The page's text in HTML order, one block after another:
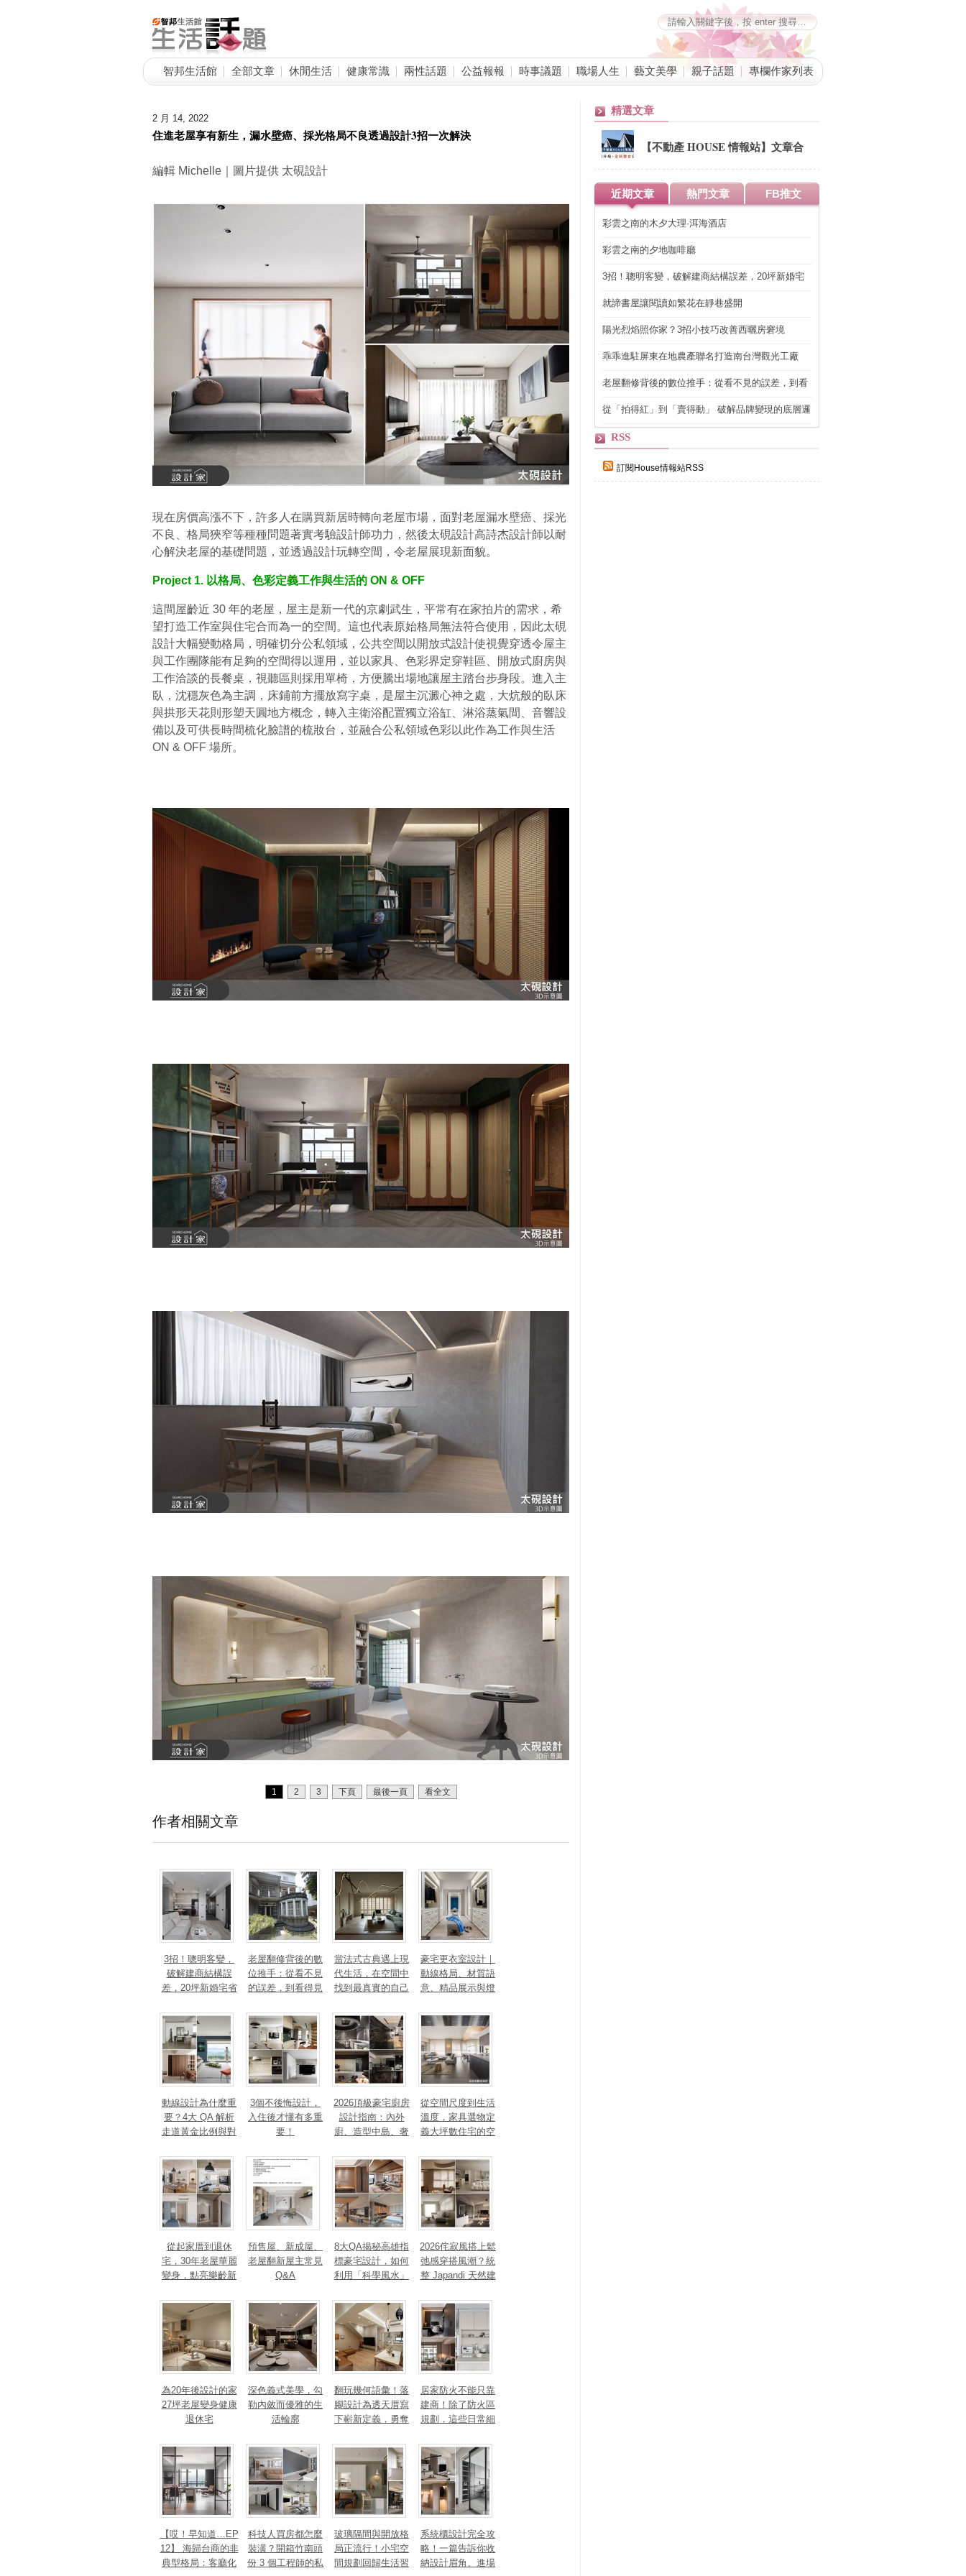
智邦生活館 全部文章 休閒生活 健康常識 兩性話題 公益報報 時事議題 職場人生 藝文美學 親子話題 專欄作家列表
2 月 14, 2022
住進老屋享有新生，漏水壁癌、採光格局不良透過設計3招一次解決
編輯 Michelle｜圖片提供 太硯設計
現在房價高漲不下，許多人在購買新居時轉向老屋市場，面對老屋漏水壁癌、採光
不良、格局狹窄等種種問題著實考驗設計師功力，然後太硯設計高詩杰設計師以耐
心解決老屋的基礎問題，並透過設計玩轉空間，令老屋展現新面貌。
Project 1. 以格局、色彩定義工作與生活的 ON & OFF
這間屋齡近 30 年的老屋，屋主是新一代的京劇武生，平常有在家拍片的需求，希
望打造工作室與住宅合而為一的空間。這也代表原始格局無法符合使用，因此太硯
設計大幅變動格局，明確切分公私領域，公共空間以開放式設計使視覺穿透令屋主
與工作團隊能有足夠的空間得以運用，並以家具、色彩界定穿鞋區、開放式廚房與
工作洽談的長餐桌，視聽區則採用單椅，方便騰出場地讓屋主踏台步身段。進入主
臥，沈穩灰色為主調，床鋪前方擺放寫字桌，是屋主沉澱心神之處，大炕般的臥床
與拱形天花則形塑天圓地方概念，轉入主衛浴配置獨立浴缸、淋浴蒸氣間、音響設
備以及可供長時間梳化臉譜的梳妝台，並融合公私領域色彩以此作為工作與生活
ON & OFF 場所。
1 2 3 下頁 最後一頁 看全文
作者相關文章
3招！聰明客變，
破解建商結構誤
差，20坪新婚宅省
錢
老屋翻修背後的數
位推手：從看不見
的誤差，到看得見
當法式古典遇上現
代生活，在空間中
找到最真實的自己
豪宅更衣室設計｜
動線格局、材質語
意、精品展示與燈
打造高訂生活儀式
動線設計為什麼重
要？4大 QA 解析
走道黃金比例與對
3個不後悔設計，
入住後才懂有多重
要！
2026頂級豪宅廚房
設計指南：內外
廚、造型中島、奢
讓廚房從空間配角
變主角！
從空間尺度到生活
溫度，家具選物定
義大坪數住宅的空
從起家厝到退休
宅，30年老屋華麗
變身，點亮樂齡新
法、英指標設計大
獎！
預售屋、新成屋、
老屋翻新屋主常見
Q&A
8大QA揭秘高雄指
標豪宅設計，如何
利用「科學風水」
量磁場？
2026侘寂風搭上鬆
弛感穿搭風潮？統
整 Japandi 天然建
有風靡全球的軟裝
家具推薦
為20年後設計的家
27坪老屋變身健康
退休宅
深色義式美學，勾
勒內斂而優雅的生
活輪廓
翻玩幾何語彙！落
腳設計為透天厝寫
下嶄新定義，勇奪
TAN 國際大獎
居家防火不能只靠
建商！除了防火區
規劃，這些日常細
【哎！早知道…EP
12】 海歸台商的非
典型格局：客廳化
科技人買房都怎麼
裝潢？開箱竹南頭
份 3 個工程師的私
玻璃隔間與開放格
局正流行！小宅空
間規劃回歸生活習
系統櫃設計完全攻
略！一篇告訴你收
納設計眉角、進場
精選文章
【不動產 HOUSE 情報站】文章合
併公告
近期文章 熱門文章 FB推文
彩雲之南的木夕大理·洱海酒店
彩雲之南的夕地咖啡廳
3招！聰明客變，破解建商結構誤差，20坪新婚宅
就諦書屋讓閱讀如繁花在靜巷盛開
陽光烈焰照你家？3招小技巧改善西曬房窘境
乖乖進駐屏東在地農產聯名打造南台灣觀光工廠
老屋翻修背後的數位推手：從看不見的誤差，到看
從「拍得紅」到「賣得動」 破解品牌變現的底層邏
RSS
訂閱House情報站RSS